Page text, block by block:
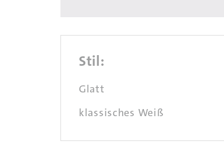
Stil:
Glatt
klassisches Weiß